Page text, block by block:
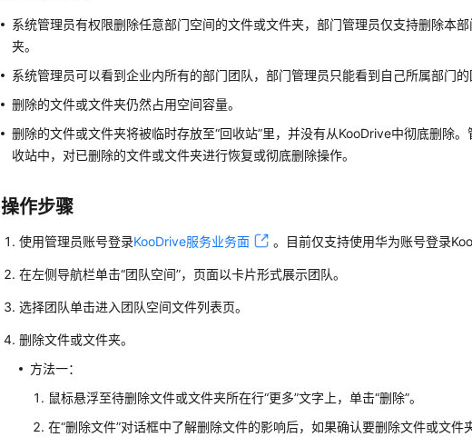
系统管理员有权限删除任意部门空间的文件或文件夹，部门管理员仅支持删除本
夹。
系统管理员可以看到企业内所有的部门团队，部门管理员只能看到自己所属部门的
删除的文件或文件夹仍然占用空间容量。
删除的文件或文件夹将被临时存放至“回收站”里，并没有从KooDrive中彻底删除
收站中，对已删除的文件或文件夹进行恢复或彻底删除操作。
操作步骤
使用管理员账号登录KooDrive服务业务面 。目前仅支持使用华为账号登录
在左侧导航栏单击“团队空间”，页面以卡片形式展示团队。
选择团队单击进入团队空间文件列表页。
删除文件或文件夹。
方法一：
鼠标悬浮至待删除文件或文件夹所在行“更多”文字上，单击“删除”。
在“删除文件”对话框中了解删除文件的影响后，如果确认要删除文件或文件夹